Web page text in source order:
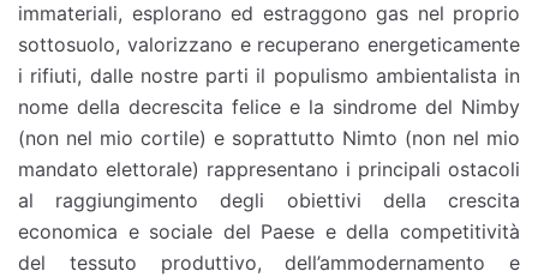
immateriali, esplorano ed estraggono gas nel proprio
sottosuolo, valorizzano e recuperano energeticamente
i rifiuti, dalle nostre parti il populismo ambientalista in
nome della decrescita felice e la sindrome del Nimby
(non nel mio cortile) e soprattutto Nimto (non nel mio
mandato elettorale) rappresentano i principali ostacoli
al raggiungimento degli obiettivi della crescita
economica e sociale del Paese e della competitività
del tessuto produttivo, dell’ammodernamento e